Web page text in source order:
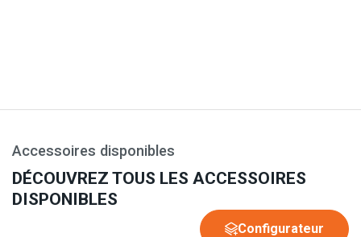
Accessoires disponibles
DÉCOUVREZ TOUS LES ACCESSOIRES
DISPONIBLES
Configurateur